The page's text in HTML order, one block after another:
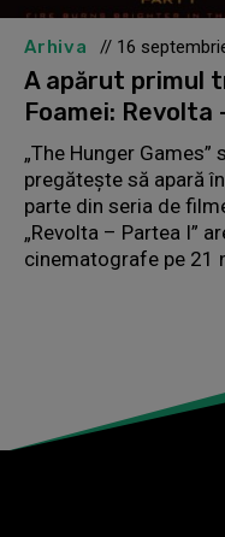
Arhiva // 16
A apărut primul
Foamei: Revolta
„The Hunger Games”
pregăteşte să apară
parte din seria de
„Revolta – Partea I”
cinematografe pe 21